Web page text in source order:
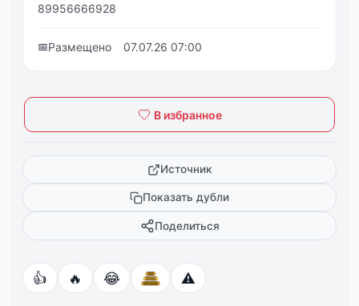
89956666928
📅Размещено 07.07.26 07:00
В избранное
Источник
Показать дубли
Поделиться
👍 🔥 😂 ⚠️